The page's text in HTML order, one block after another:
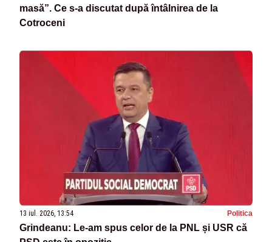
masă”. Ce s-a discutat după întâlnirea de la
Cotroceni
13 iul. 2026, 13:54 Politica
Grindeanu: Le-am spus celor de la PNL și USR că